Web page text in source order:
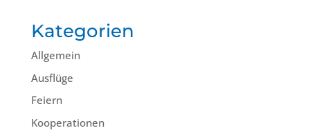
Kategorien
Allgemein
Ausflüge
Feiern
Kooperationen